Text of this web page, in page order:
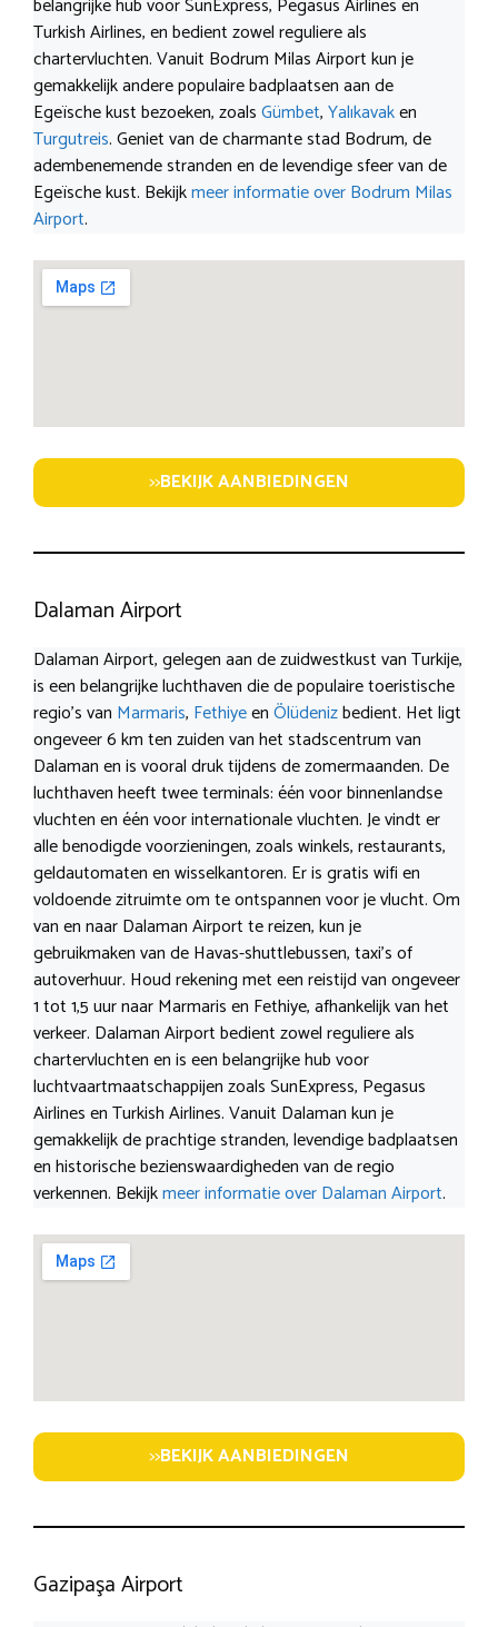
belangrijke hub voor SunExpress, Pegasus Airlines en
Turkish Airlines, en bedient zowel reguliere als
chartervluchten. Vanuit Bodrum Milas Airport kun je
gemakkelijk andere populaire badplaatsen aan de
Egeïsche kust bezoeken, zoalsGümbet,Yalıkavaken
Turgutreis. Geniet van de charmante stad Bodrum, de
adembenemende stranden en de levendige sfeer van de
Egeïsche kust. Bekijkmeer informatie over Bodrum Milas
Airport.
>>BEKIJK AANBIEDINGEN
Dalaman Airport
Dalaman Airport, gelegen aan de zuidwestkust van Turkije,
is een belangrijke luchthaven die de populaire toeristische
regio’s van Marmaris, FethiyeenÖlüdenizbedient. Het ligt
ongeveer 6 km ten zuiden van het stadscentrum van
Dalaman en is vooral druk tijdens de zomermaanden. De
luchthaven heeft twee terminals: één voor binnenlandse
vluchten en één voor internationale vluchten. Je vindt er
alle benodigde voorzieningen, zoals winkels, restaurants,
geldautomaten en wisselkantoren. Er is gratis wifi en
voldoende zitruimte om te ontspannen voor je vlucht. Om
van en naar Dalaman Airport te reizen, kun je
gebruikmaken van de Havas-shuttlebussen, taxi’s of
autoverhuur. Houd rekening met een reistijd van ongeveer
1 tot 1,5 uur naar Marmaris en Fethiye, afhankelijk van het
verkeer. Dalaman Airport bedient zowel reguliere als
chartervluchten en is een belangrijke hub voor
luchtvaartmaatschappijen zoals SunExpress, Pegasus
Airlines en Turkish Airlines. Vanuit Dalaman kun je
gemakkelijk de prachtige stranden, levendige badplaatsen
en historische bezienswaardigheden van de regio
verkennen. Bekijkmeer informatie over Dalaman Airport.
>>BEKIJK AANBIEDINGEN
Gazipaşa Airport